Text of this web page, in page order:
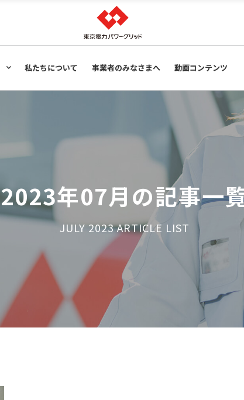
私たちについて 事業者のみなさまへ 動画コンテンツ
2023年07月の記事一
JULY 2023 ARTICLE LIST